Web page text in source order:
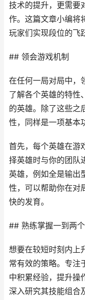
技术的提升，更需要
作。这篇文章小编将
玩家们实现段位的飞
## 领会游戏机制
在任何一局对局中，
了解各个英雄的特性
的英雄。除了这些之
性，同样是一项基本
首先，每个英雄在游
择英雄时与你的团队
英雄，例如全是输出
性，可以帮助你在对
快的发育。
## 熟练掌握一到两
想要在较短时刻内上
常有效的策略。专注
中积累经验，提升操
深入研究其技能组合